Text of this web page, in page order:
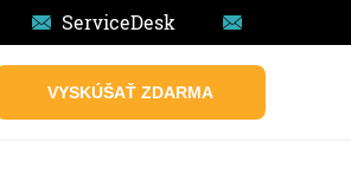
ServiceDesk
VYSKÚŠAŤ ZDARMA